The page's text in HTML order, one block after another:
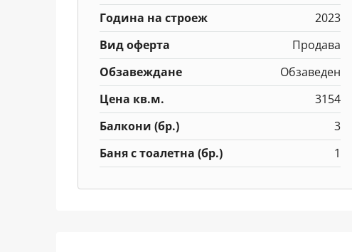
Година на строеж
2023
Вид оферта
Продава
Обзавеждане
Обзаведен
Цена кв.м.
3154
Балкони (бр.)
3
Баня с тоалетна (бр.)
1